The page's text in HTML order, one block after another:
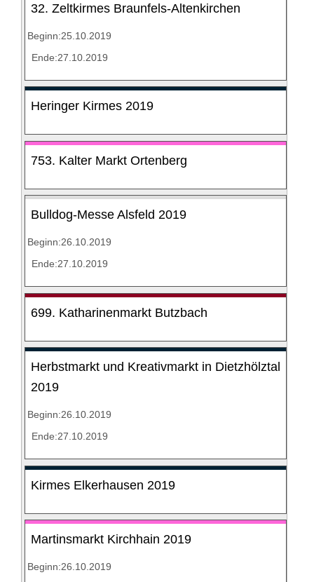
32. Zeltkirmes Braunfels-Altenkirchen
Beginn:25.10.2019
Ende:27.10.2019
Heringer Kirmes 2019
753. Kalter Markt Ortenberg
Bulldog-Messe Alsfeld 2019
Beginn:26.10.2019
Ende:27.10.2019
699. Katharinenmarkt Butzbach
Herbstmarkt und Kreativmarkt in Dietzhölztal
2019
Beginn:26.10.2019
Ende:27.10.2019
Kirmes Elkerhausen 2019
Martinsmarkt Kirchhain 2019
Beginn:26.10.2019